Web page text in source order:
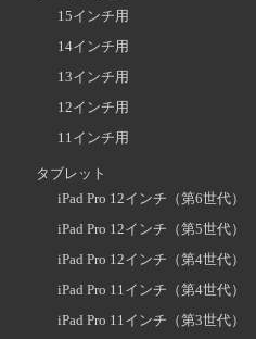
15インチ用
14インチ用
13インチ用
12インチ用
11インチ用
タブレット
iPad Pro 12インチ（第6世代）
iPad Pro 12インチ（第5世代）
iPad Pro 12インチ（第4世代）
iPad Pro 11インチ（第4世代）
iPad Pro 11インチ（第3世代）